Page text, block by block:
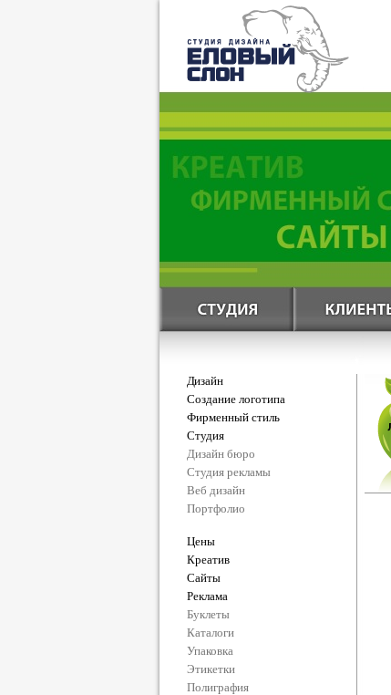
Дизайн
Создание логотипа
Фирменный стиль
Студия
Дизайн бюро
Студия рекламы
Веб дизайн
Портфолио
Цены
Креатив
Сайты
Реклама
Буклеты
Каталоги
Упаковка
Этикетки
Полиграфия